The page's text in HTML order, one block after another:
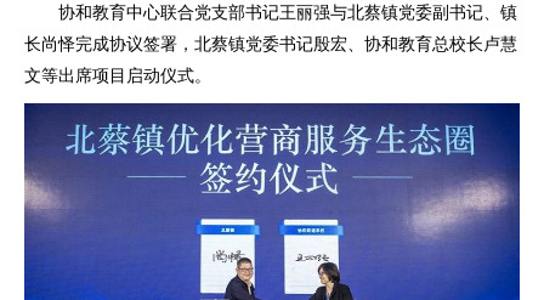
协和教育中心联合党支部书记王丽强与北蔡镇党委副书记、镇
长尚怿完成协议签署，北蔡镇党委书记殷宏、协和教育总校长卢慧
文等出席项目启动仪式。